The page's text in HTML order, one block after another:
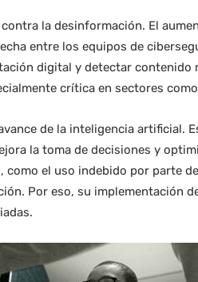
la desinformación. El
entre los equipos de
digital y detectar contenido
crítica en sectores
de la inteligencia
la toma de decisiones y
como el uso indebido por parte
Por eso, su implementación